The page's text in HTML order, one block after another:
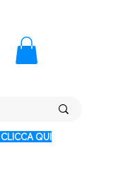
QUI